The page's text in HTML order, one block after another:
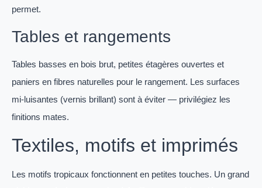
permet.
Tables et rangements
Tables basses en bois brut, petites étagères ouvertes et
paniers en fibres naturelles pour le rangement. Les surfaces
mi-luisantes (vernis brillant) sont à éviter — privilégiez les
finitions mates.
Textiles, motifs et imprimés
Les motifs tropicaux fonctionnent en petites touches. Un grand